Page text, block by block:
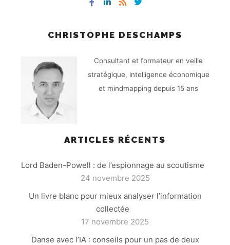
CHRISTOPHE DESCHAMPS
Consultant et formateur en veille
stratégique, intelligence économique
et mindmapping depuis 15 ans
ARTICLES RÉCENTS
Lord Baden-Powell : de l’espionnage au scoutisme
24 novembre 2025
Un livre blanc pour mieux analyser l’information
collectée
17 novembre 2025
Danse avec l’IA : conseils pour un pas de deux